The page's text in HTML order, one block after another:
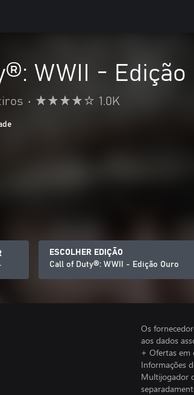
WWII - Edição
• 1.0K
ESCOLHER EDIÇÃO
Call of Duty®: WWII - Edição Ouro
Os
aos dados
+ Ofertas em
Informações
Multijogador